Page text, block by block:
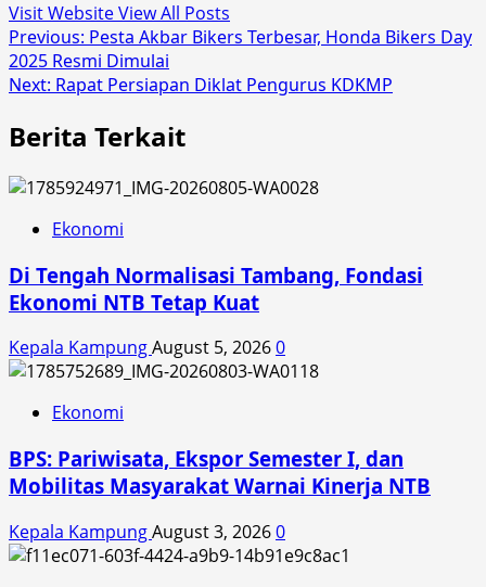
Visit WebsiteView All Posts
Post
navigation
Previous: Pesta Akbar Bikers Terbesar, Honda Bikers Day
2025 Resmi Dimulai
Next: Rapat Persiapan Diklat Pengurus KDKMP
Berita Terkait
Ekonomi
Di Tengah Normalisasi Tambang, Fondasi
Ekonomi NTB Tetap Kuat
Kepala KampungAugust 5, 20260
Ekonomi
BPS: Pariwisata, Ekspor Semester I, dan
Mobilitas Masyarakat Warnai Kinerja NTB
Kepala KampungAugust 3, 20260